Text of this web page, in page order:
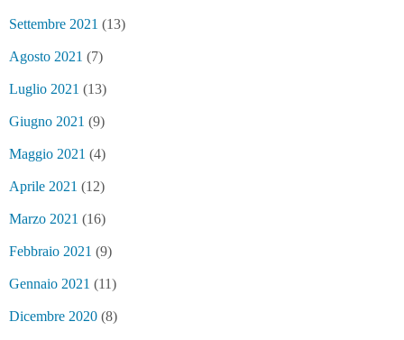
Settembre 2021 (13)
Agosto 2021 (7)
Luglio 2021 (13)
Giugno 2021 (9)
Maggio 2021 (4)
Aprile 2021 (12)
Marzo 2021 (16)
Febbraio 2021 (9)
Gennaio 2021 (11)
Dicembre 2020 (8)